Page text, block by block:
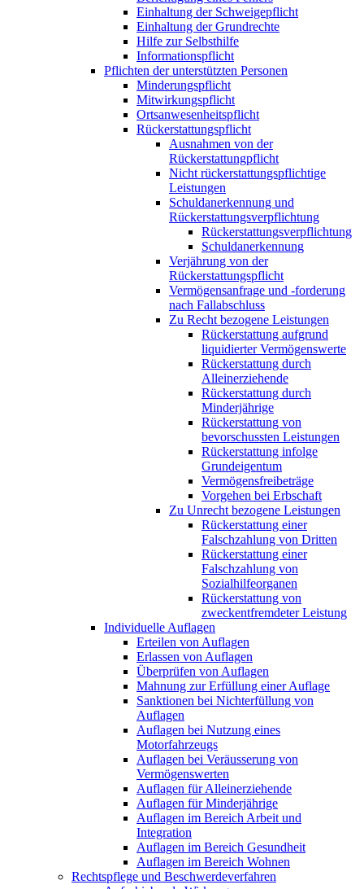
Einhaltung der Schweigepflicht
Einhaltung der Grundrechte
Hilfe zur Selbsthilfe
Informationspflicht
Pflichten der unterstützten Personen
Minderungspflicht
Mitwirkungspflicht
Ortsanwesenheitspflicht
Rückerstattungspflicht
Ausnahmen von der
Rückerstattungpflicht
Nicht rückerstattungspflichtige
Leistungen
Schuldanerkennung und
Rückerstattungsverpflichtung
Rückerstattungsverpflichtung
Schuldanerkennung
Verjährung von der
Rückerstattungspflicht
Vermögensanfrage und -forderung
nach Fallabschluss
Zu Recht bezogene Leistungen
Rückerstattung aufgrund
liquidierter Vermögenswerte
Rückerstattung durch
Alleinerziehende
Rückerstattung durch
Minderjährige
Rückerstattung von
bevorschussten Leistungen
Rückerstattung infolge
Grundeigentum
Vermögensfreibeträge
Vorgehen bei Erbschaft
Zu Unrecht bezogene Leistungen
Rückerstattung einer
Falschzahlung von Dritten
Rückerstattung einer
Falschzahlung von
Sozialhilfeorganen
Rückerstattung von
zweckentfremdeter Leistung
Individuelle Auflagen
Erteilen von Auflagen
Erlassen von Auflagen
Überprüfen von Auflagen
Mahnung zur Erfüllung einer Auflage
Sanktionen bei Nichterfüllung von
Auflagen
Auflagen bei Nutzung eines
Motorfahrzeugs
Auflagen bei Veräusserung von
Vermögenswerten
Auflagen für Alleinerziehende
Auflagen für Minderjährige
Auflagen im Bereich Arbeit und
Integration
Auflagen im Bereich Gesundheit
Auflagen im Bereich Wohnen
Rechtspflege und Beschwerdeverfahren